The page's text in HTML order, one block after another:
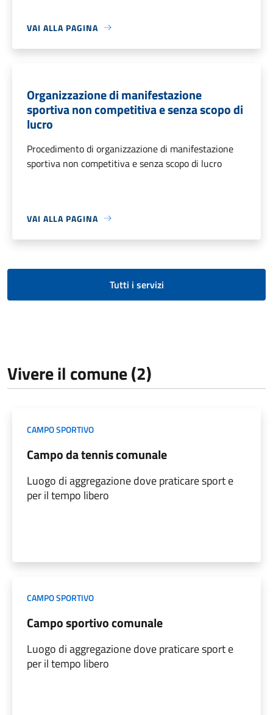
VAI ALLA PAGINA
Organizzazione di manifestazione
sportiva non competitiva e senza scopo di
lucro
Procedimento di organizzazione di manifestazione
sportiva non competitiva e senza scopo di lucro
VAI ALLA PAGINA
Tutti i servizi
Vivere il comune (2)
CAMPO SPORTIVO
Campo da tennis comunale
Luogo di aggregazione dove praticare sport e
per il tempo libero
CAMPO SPORTIVO
Campo sportivo comunale
Luogo di aggregazione dove praticare sport e
per il tempo libero